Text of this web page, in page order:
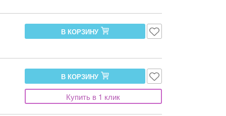
В КОРЗИНУ
В КОРЗИНУ
Купить в 1 клик